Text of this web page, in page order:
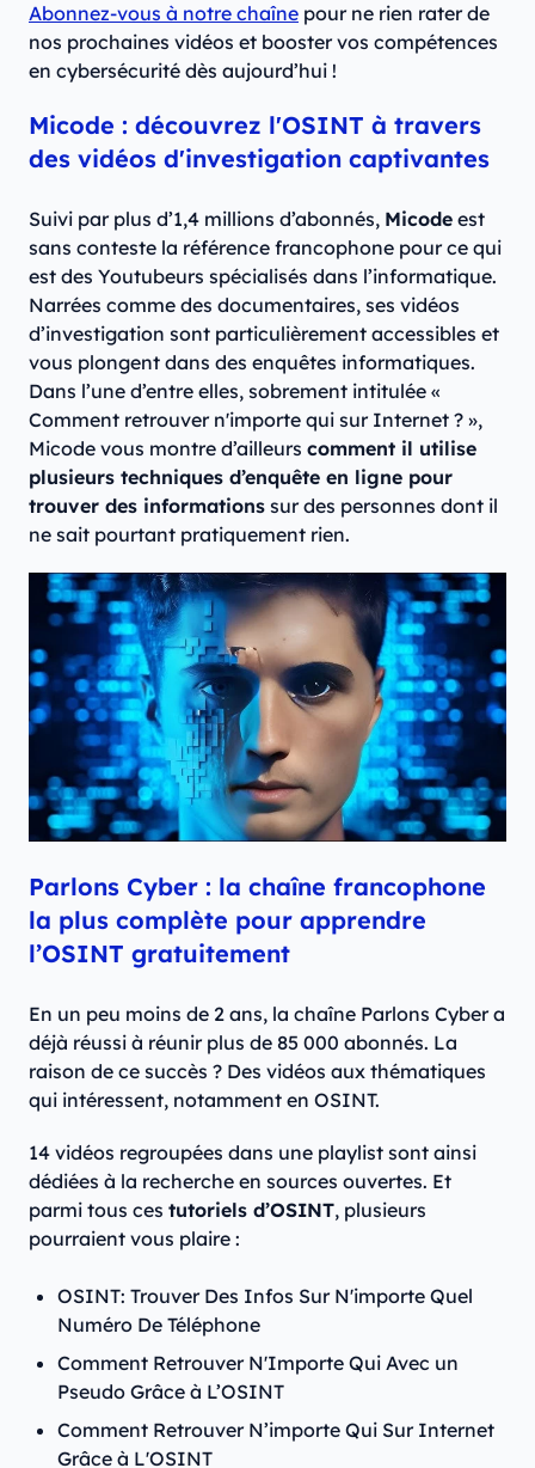
Abonnez-vous à notre chaîne pour ne rien rater de
nos prochaines vidéos et booster vos compétences
en cybersécurité dès aujourd’hui !
Micode : découvrez l'OSINT à travers
des vidéos d'investigation captivantes
Suivi par plus d’1,4 millions d’abonnés, Micode est
sans conteste la référence francophone pour ce qui
est des Youtubeurs spécialisés dans l’informatique.
Narrées comme des documentaires, ses vidéos
d’investigation sont particulièrement accessibles et
vous plongent dans des enquêtes informatiques.
Dans l’une d’entre elles, sobrement intitulée «
Comment retrouver n'importe qui sur Internet ? »,
Micode vous montre d’ailleurs comment il utilise
plusieurs techniques d’enquête en ligne pour
trouver des informations sur des personnes dont il
ne sait pourtant pratiquement rien.
Parlons Cyber : la chaîne francophone
la plus complète pour apprendre
l’OSINT gratuitement
En un peu moins de 2 ans, la chaîne Parlons Cyber a
déjà réussi à réunir plus de 85 000 abonnés. La
raison de ce succès ? Des vidéos aux thématiques
qui intéressent, notamment en OSINT.
14 vidéos regroupées dans une playlist sont ainsi
dédiées à la recherche en sources ouvertes. Et
parmi tous ces tutoriels d’OSINT, plusieurs
pourraient vous plaire :
OSINT: Trouver Des Infos Sur N'importe Quel
Numéro De Téléphone
Comment Retrouver N'Importe Qui Avec un
Pseudo Grâce à L’OSINT
Comment Retrouver N’importe Qui Sur Internet
Grâce à L'OSINT